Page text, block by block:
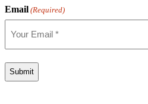
Email (Required)